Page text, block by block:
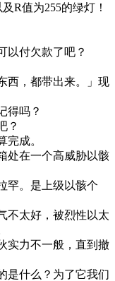
R值为255的绿灯！
以付欠款了吧？
西，都带出来。」现
得吗？
？
完成。
处在一个高威胁以骸
罕。是上级以骸个
不太好，被烈性以太
实力不一般，直到撤
是什么？为了它我们